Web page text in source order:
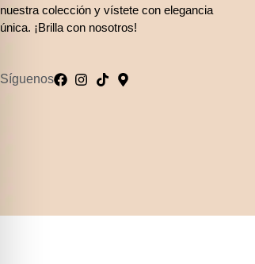
nuestra colección y vístete con elegancia
única. ¡Brilla con nosotros!
Síguenos